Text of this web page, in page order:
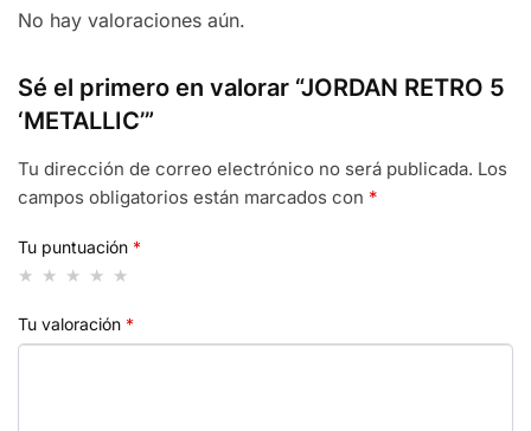
No hay valoraciones aún.
Sé el primero en valorar “JORDAN RETRO 5
‘METALLIC’”
Tu dirección de correo electrónico no será publicada. Los
campos obligatorios están marcados con *
Tu puntuación *
Tu valoración *